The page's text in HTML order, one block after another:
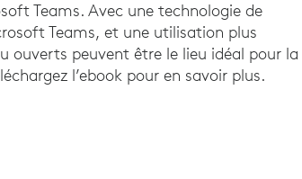
Teams. Avec une technologie de
Teams, et une utilisation plus
ouverts peuvent être le lieu idéal pour la
l’ebook pour en savoir plus.